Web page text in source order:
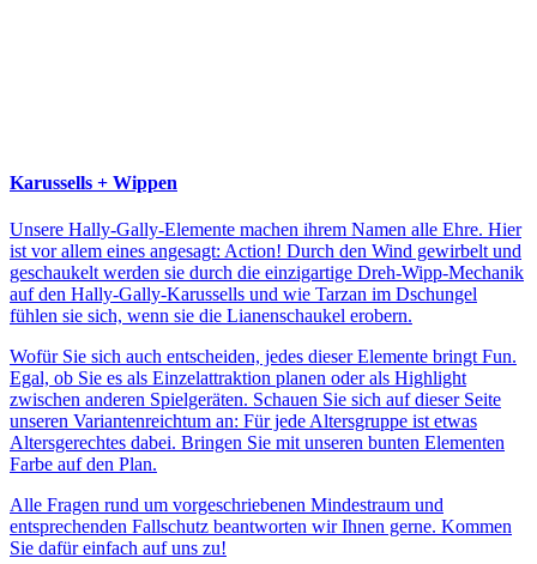
Karussells + Wippen
Unsere Hally-Gally-Elemente machen ihrem Namen alle Ehre. Hier
ist vor allem eines angesagt: Action! Durch den Wind gewirbelt und
geschaukelt werden sie durch die einzigartige Dreh-Wipp-Mechanik
auf den Hally-Gally-Karussells und wie Tarzan im Dschungel
fühlen sie sich, wenn sie die Lianenschaukel erobern.
Wofür Sie sich auch entscheiden, jedes dieser Elemente bringt Fun.
Egal, ob Sie es als Einzelattraktion planen oder als Highlight
zwischen anderen Spielgeräten. Schauen Sie sich auf dieser Seite
unseren Variantenreichtum an: Für jede Altersgruppe ist etwas
Altersgerechtes dabei. Bringen Sie mit unseren bunten Elementen
Farbe auf den Plan.
Alle Fragen rund um vorgeschriebenen Mindestraum und
entsprechenden Fallschutz beantworten wir Ihnen gerne. Kommen
Sie dafür einfach auf uns zu!